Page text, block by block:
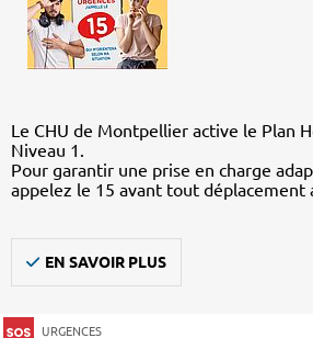
Le CHU de Montpellier active le Plan
Niveau 1.
Pour garantir une prise en charge
appelez le 15 avant tout déplacement
EN SAVOIR PLUS
URGENCES